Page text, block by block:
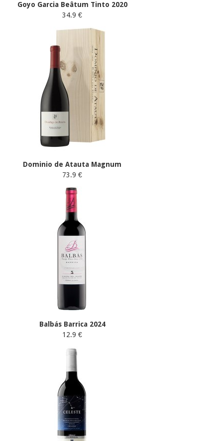
Goyo Garcia Beâtum Tinto 2020
34.9 €
Dominio de Atauta Magnum
73.9 €
Balbás Barrica 2024
12.9 €